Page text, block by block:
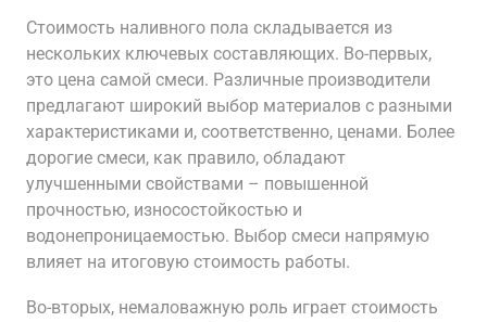
Стоимость наливного пола складывается из
нескольких ключевых составляющих. Во-первых,
это цена самой смеси. Различные производители
предлагают широкий выбор материалов с разными
характеристиками и, соответственно, ценами. Более
дорогие смеси, как правило, обладают
улучшенными свойствами – повышенной
прочностью, износостойкостью и
водонепроницаемостью. Выбор смеси напрямую
влияет на итоговую стоимость работы.
Во-вторых, немаловажную роль играет стоимость